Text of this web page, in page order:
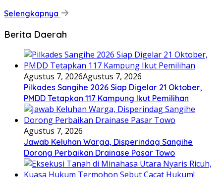
Selengkapnya
Berita Daerah
Agustus 7, 2026Agustus 7, 2026
Pilkades Sangihe 2026 Siap Digelar 21 Oktober,
PMDD Tetapkan 117 Kampung Ikut Pemilihan
Agustus 7, 2026
Jawab Keluhan Warga, Disperindag Sangihe
Dorong Perbaikan Drainase Pasar Towo